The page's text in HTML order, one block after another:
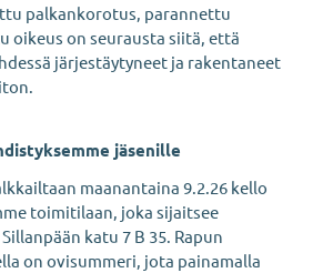
palkankorotus, parannettu
oikeus on seurausta siitä, että
järjestäytyneet ja rakentaneet
jäsenille
maanantaina 9.2.26 kello
toimitilaan, joka sijaitsee
katu 7 B 35. Rapun
on ovisummeri, jota painamalla